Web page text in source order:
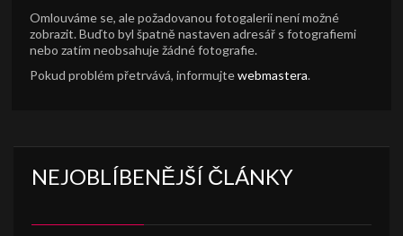
Omlouváme se, ale požadovanou fotogalerii není možné
zobrazit. Buďto byl špatně nastaven adresář s fotografiemi
nebo zatím neobsahuje žádné fotografie.
Pokud problém přetrvává, informujtewebmastera.
NEJOBLÍBENĚJŠÍ ČLÁNKY